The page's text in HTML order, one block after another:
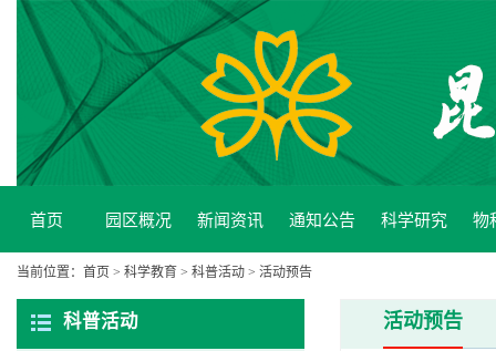
首页 园区概况 新闻资讯 通知公告 科学研究 物
当前位置： 首页 > 科学教育 > 科普活动 > 活动预告
科普活动 活动预告